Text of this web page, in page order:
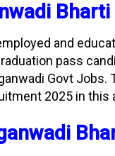
Bharti
and
pass
Govt Jobs.
2025 in this